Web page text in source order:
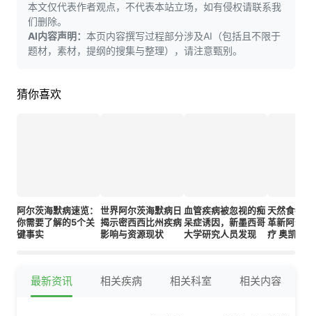
本文仅代表作者观点，不代表本站立场，如有侵权请联系我
们删除。
AI内容声明： 本页内容撰写过程部分涉及AI（包括且不限于
题材，素材，提纲的搜集与整理），请注意甄别。
猜你喜欢
阿尔茨海默病速览：
你需要了解的5个关
键事实
世界阿尔茨海默病日
揭示密西西比州疾病
影响与资源现状
血管疾病被忽视的痴
呆症诱因，新墨西哥
大学研究人员发现
天然食物
革新阿尔
疗 奥凯研
最新资讯 相关疾病 相关科室 相关内容